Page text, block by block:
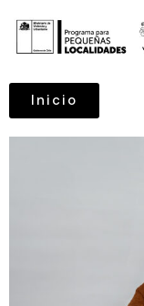
Inicio